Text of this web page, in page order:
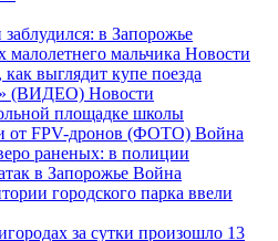
в Запорожье
мальчика Новости
выглядит купе поезда
(ВИДЕО) Новости
площадке школы
от FPV-дронов (ФОТО) Война
раненых: в полиции
в Запорожье Война
городского парка ввели
за сутки произошло 13